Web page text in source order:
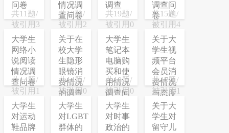
问卷
共11题/
被引用3
次
情况调
查问卷
共12题/
被引用2
次
调查
共19题/
被引用0
次
调查问
卷
共15题/
被引用4
次
大学生
网络小
说阅读
情况调
查问卷
共14题/
被引用1
次
关于在
校大学
生隐形
眼镜消
费情况
的调查
问卷
共14题/
被引用0
次
大学生
笔记本
电脑购
买和使
用情况
调查问
卷
共10题/
被引用0
次
关于大
学生视
频平台
会员消
费情况
与态度
调查问
卷
共17题/
被引用1
次
大学生
对运动
鞋品牌
大学生
对LGBT
群体的
大学生
对时事
政治的
关于大
学生对
留守儿